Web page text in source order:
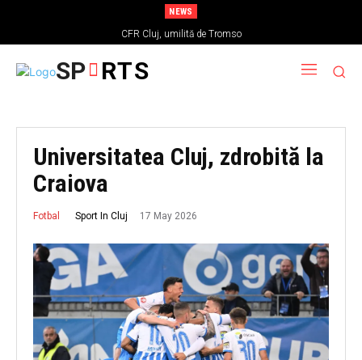
NEWS
CFR Cluj, umilită de Tromso
SP RTS
Universitatea Cluj, zdrobită la
Craiova
Fotbal Sport In Cluj 17 May 2026